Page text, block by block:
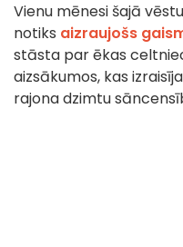
Vienu mēnesi šajā
notiks aizraujošs
stāsta par ēkas
aizsākumos, kas
rajona dzimtu